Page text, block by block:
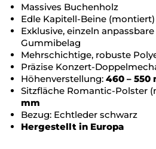
Massives Buchenholz
Edle Kapitell-Beine (montiert)
Exklusive, einzeln
Gummibelag
Mehrschichtige, robuste
Präzise Konzert-
Höhenverstellung: 460 – 550
Sitzfläche Romantic-Polster
mm
Bezug: Echtleder schwarz
Hergestellt in Europa